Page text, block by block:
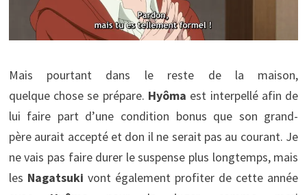
Mais pourtant dans le reste de la maison,
quelque chose se prépare. Hyôma est interpellé afin de
lui faire part d’une condition bonus que son grand-
père aurait accepté et don il ne serait pas au courant. Je
ne vais pas faire durer le suspense plus longtemps, mais
les Nagatsuki vont également profiter de cette année